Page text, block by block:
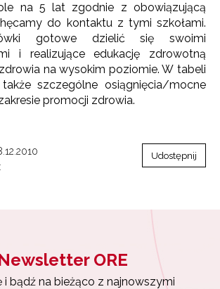
na 5 lat zgodnie z obowiązującą
do kontaktu z tymi szkołami.
gotowe dzielić się swoimi
i realizujące edukację zdrowotną
na wysokim poziomie. W tabeli
szczególne osiągnięcia/mocne
promocji zdrowia.
Udostępnij
ORE
i bądź na bieżąco z najnowszymi